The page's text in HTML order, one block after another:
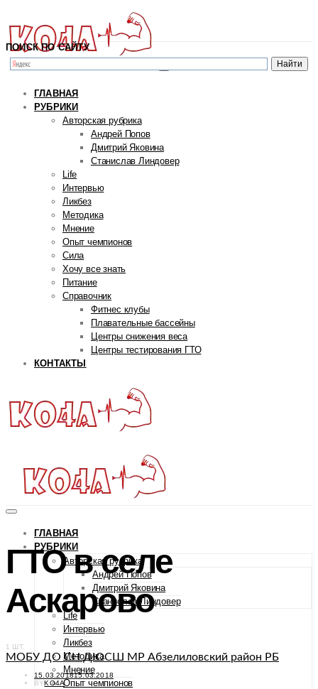
ПОИСК ПО САЙТУ
ГЛАВНАЯ
РУБРИКИ
Авторская рубрика
Андрей Попов
Дмитрий Яковина
Станислав Линдовер
Life
Интервью
Ликбез
Методика
Мнение
Опыт чемпионов
Сила
Хочу все знать
Питание
Справочник
Фитнес клубы
Плавательные бассейны
Центры снижения веса
Центры тестирования ГТО
КОНТАКТЫ
ГЛАВНАЯ
РУБРИКИ
Авторская рубрика
Андрей Попов
Дмитрий Яковина
Станислав Линдовер
Life
Интервью
Ликбез
Методика
Мнение
Опыт чемпионов
ГТО в селе
Аскарово
1 ШТ.
МОБУ ДО СН ДЮСШ МР Абзелиловский район РБ
POSTED
ON
15.03.201815.03.2018
BYKO4A